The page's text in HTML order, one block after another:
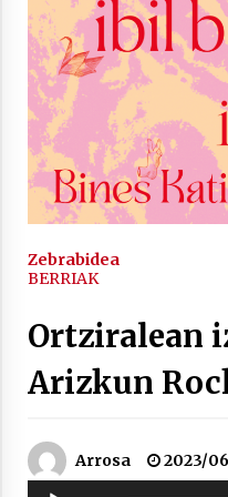
2021/
eta
2021/
esker
Zebrabidea
BERRIAK
Ortziralean
Arizkun
Arrosa
2023/
Soinu